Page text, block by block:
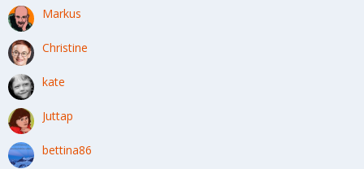
Markus
Christine
kate
Juttap
bettina86